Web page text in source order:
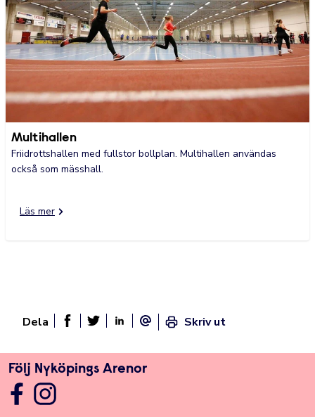
Multihallen
Friidrottshallen med fullstor bollplan. Multihallen användas
också som mässhall.
Läs mer
Dela
Dela sidan på Facebook
E-post
Skriv ut
Följ Nyköpings Arenor